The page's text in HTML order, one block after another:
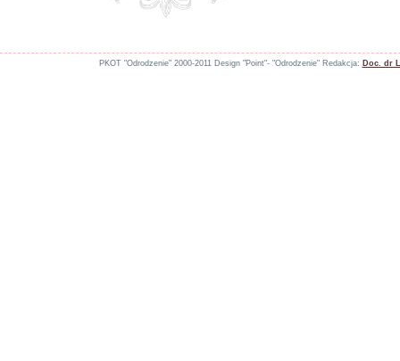
PKOT "Odrodzenie" 2000-2011 Design "Point"- "Odrodzenie" Redakcja: Doc. dr